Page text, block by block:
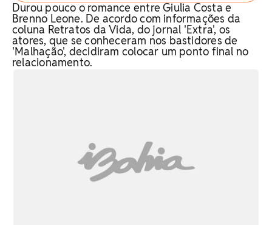
Durou pouco o romance entre Giulia Costa e
Brenno Leone. De acordo com informações da
coluna Retratos da Vida, do jornal 'Extra', os
atores, que se conheceram nos bastidores de
'Malhação', decidiram colocar um ponto final no
relacionamento.